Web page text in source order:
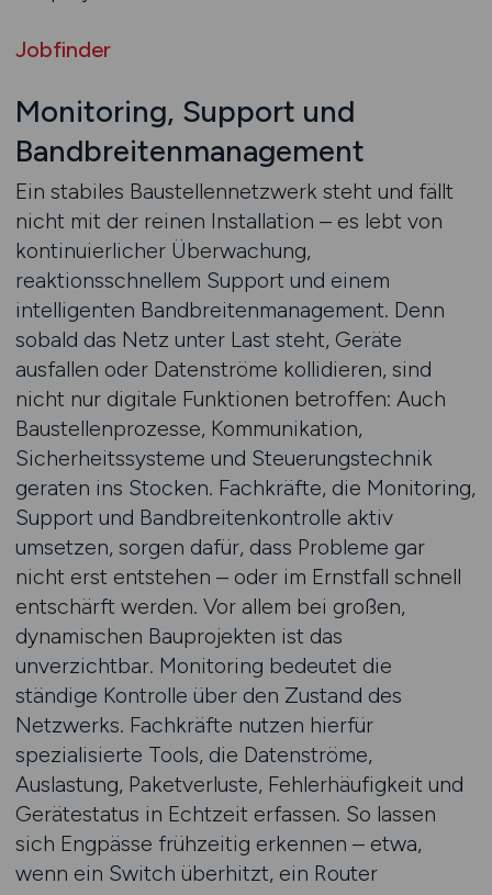
Jobfinder
Monitoring, Support und
Bandbreitenmanagement
Ein stabiles Baustellennetzwerk steht und fällt
nicht mit der reinen Installation – es lebt von
kontinuierlicher Überwachung,
reaktionsschnellem Support und einem
intelligenten Bandbreitenmanagement. Denn
sobald das Netz unter Last steht, Geräte
ausfallen oder Datenströme kollidieren, sind
nicht nur digitale Funktionen betroffen: Auch
Baustellenprozesse, Kommunikation,
Sicherheitssysteme und Steuerungstechnik
geraten ins Stocken. Fachkräfte, die Monitoring,
Support und Bandbreitenkontrolle aktiv
umsetzen, sorgen dafür, dass Probleme gar
nicht erst entstehen – oder im Ernstfall schnell
entschärft werden. Vor allem bei großen,
dynamischen Bauprojekten ist das
unverzichtbar. Monitoring bedeutet die
ständige Kontrolle über den Zustand des
Netzwerks. Fachkräfte nutzen hierfür
spezialisierte Tools, die Datenströme,
Auslastung, Paketverluste, Fehlerhäufigkeit und
Gerätestatus in Echtzeit erfassen. So lassen
sich Engpässe frühzeitig erkennen – etwa,
wenn ein Switch überhitzt, ein Router